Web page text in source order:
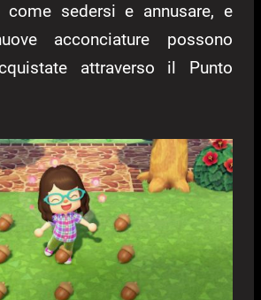
come sedersi e annusare, e
acconciature possono
attraverso il Punto